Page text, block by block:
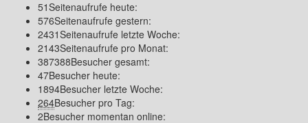
51Seitenaufrufe heute:
576Seitenaufrufe gestern:
2431Seitenaufrufe letzte Woche:
2143Seitenaufrufe pro Monat:
387388Besucher gesamt:
47Besucher heute:
1894Besucher letzte Woche:
264Besucher pro Tag:
2Besucher momentan online: